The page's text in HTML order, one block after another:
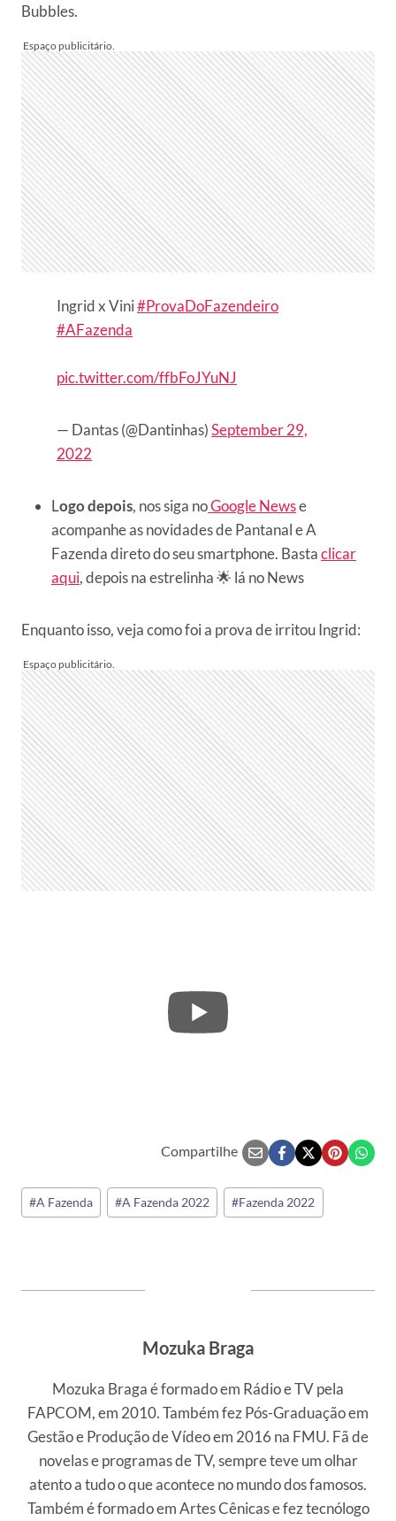
Bubbles.
Ingrid x Vini#ProvaDoFazendeiro
#AFazenda
pic.twitter.com/ffbFoJYuNJ
— Dantas (@Dantinhas)September 29,
2022
Logo depois, nos siga noGoogle Newse
acompanhe as novidades de Pantanal e A
Fazenda direto do seu smartphone. Bastaclicar
aqui, depois na estrelinha 🌟 lá no News
Enquanto isso, veja como foi a prova de irritou Ingrid:
Compartilhe
Tags
do
#A Fazenda #A Fazenda 2022 #Fazenda 2022
Mozuka Braga
Mozuka Braga é formado em Rádio e TV pela
FAPCOM, em 2010. Também fez Pós-Graduação em
Gestão e Produção de Vídeo em 2016 na FMU. Fã de
novelas e programas de TV, sempre teve um olhar
atento a tudo o que acontece no mundo dos famosos.
Também é formado em Artes Cênicas e fez tecnólogo